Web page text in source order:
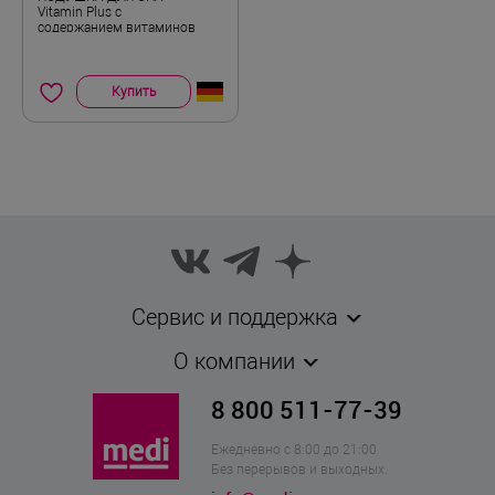
Vitamin Plus с
содержанием витаминов
Купить
Сервис и поддержка
О компании
8 800 511-77-39
Ежедневно с 8:00 до 21:00
Без перерывов и выходных.